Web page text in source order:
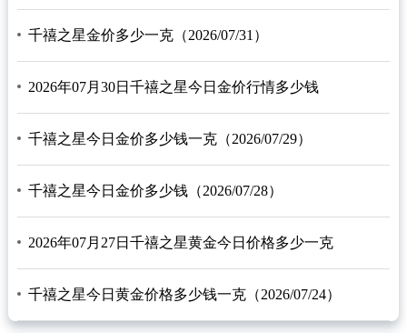
千禧之星金价多少一克（2026/07/31）
2026年07月30日千禧之星今日金价行情多少钱
千禧之星今日金价多少钱一克（2026/07/29）
千禧之星今日金价多少钱（2026/07/28）
2026年07月27日千禧之星黄金今日价格多少一克
千禧之星今日黄金价格多少钱一克（2026/07/24）